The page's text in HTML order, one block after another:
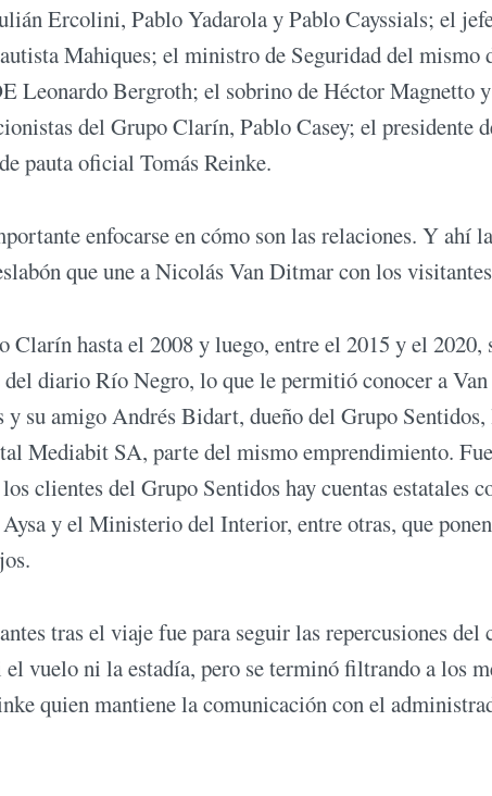
Ercolini, Pablo Yadarola y Pablo Cayssials; el
Mahiques; el ministro de Seguridad del mismo
Leonardo Bergroth; el sobrino de Héctor Magnetto
del Grupo Clarín, Pablo Casey; el presidente
pauta oficial Tomás Reinke.
enfocarse en cómo son las relaciones. Y ahí
que une a Nicolás Van Ditmar con los
Clarín hasta el 2008 y luego, entre el 2015 y el 2020,
diario Río Negro, lo que le permitió conocer a
su amigo Andrés Bidart, dueño del Grupo
Mediabit SA, parte del mismo emprendimiento.
clientes del Grupo Sentidos hay cuentas estatales
y el Ministerio del Interior, entre otras, que
tras el viaje fue para seguir las repercusiones del
vuelo ni la estadía, pero se terminó filtrando a los
quien mantiene la comunicación con el